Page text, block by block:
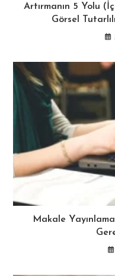
Artırmanın 5 Yolu
Görsel
Makale